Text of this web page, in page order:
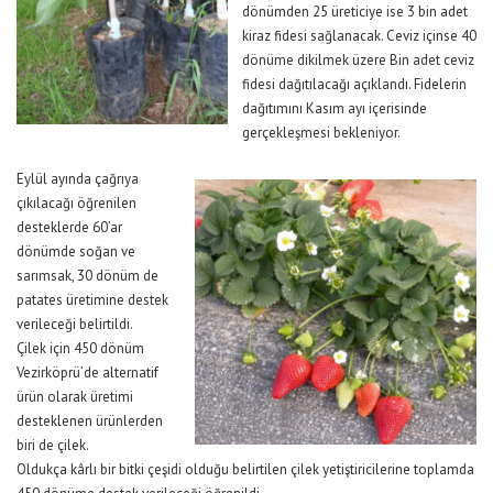
dönümden 25 üreticiye ise 3 bin adet
kiraz fidesi sağlanacak. Ceviz içinse 40
dönüme dikilmek üzere Bin adet ceviz
fidesi dağıtılacağı açıklandı. Fidelerin
dağıtımını Kasım ayı içerisinde
gerçekleşmesi bekleniyor.
Eylül ayında çağrıya
çıkılacağı öğrenilen
desteklerde 60’ar
dönümde soğan ve
sarımsak, 30 dönüm de
patates üretimine destek
verileceği belirtildi.
Çilek için 450 dönüm
Vezirköprü’de alternatif
ürün olarak üretimi
desteklenen ürünlerden
biri de çilek.
Oldukça kârlı bir bitki çeşidi olduğu belirtilen çilek yetiştiricilerine toplamda